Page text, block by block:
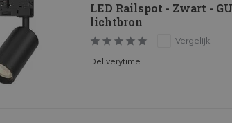
LED Railspot - Zwart -
lichtbron
Vergelijk
Deliverytime